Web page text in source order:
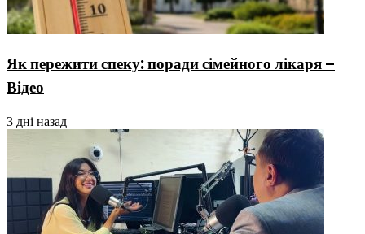
Як пережити спеку: поради сімейного лікаря –
Відео
3 дні назад